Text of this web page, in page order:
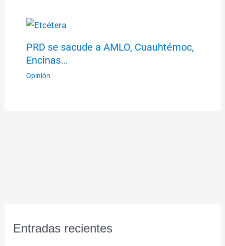
PRD se sacude a AMLO, Cuauhtémoc,
Encinas…
Opinión
Entradas recientes